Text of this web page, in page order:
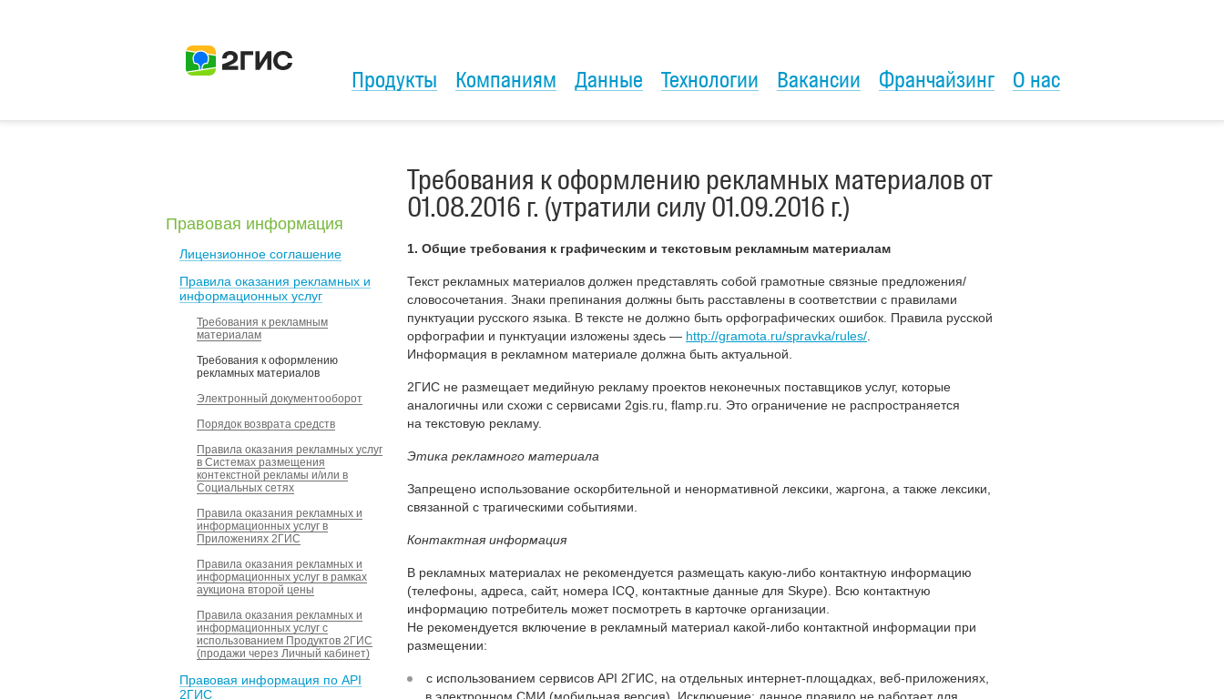
Продукты Компаниям Данные Технологии Вакансии Франчайзинг О нас
Правовая информация
Лицензионное соглашение
Правила оказания рекламных и
информационных услуг
Требования к рекламным
материалам
Требования к оформлению
рекламных материалов
Электронный документооборот
Порядок возврата средств
Правила оказания рекламных услуг
в Системах размещения
контекстной рекламы и/или в
Социальных сетях
Правила оказания рекламных и
информационных услуг в
Приложениях 2ГИС
Правила оказания рекламных и
информационных услуг в рамках
аукциона второй цены
Правила оказания рекламных и
информационных услуг с
использованием Продуктов 2ГИС
(продажи через Личный кабинет)
Правовая информация по API
2ГИС
Требования к оформлению рекламных материалов от
01.08.2016 г. (утратили силу 01.09.2016 г.)
1. Общие требования к графическим и текстовым рекламным материалам
Текст рекламных материалов должен представлять собой грамотные связные предложения/
словосочетания. Знаки препинания должны быть расставлены в соответствии с правилами
пунктуации русского языка. В тексте не должно быть орфографических ошибок. Правила русской
орфографии и пунктуации изложены здесь — http://gramota.ru/spravka/rules/
Информация в рекламном материале должна быть актуальной.
2ГИС не размещает медийную рекламу проектов неконечных поставщиков услуг, которые
аналогичны или схожи с сервисами 2gis.ru, flamp.ru. Это ограничение не распространяется
на текстовую рекламу.
Этика рекламного материала
Запрещено использование оскорбительной и ненормативной лексики, жаргона, а также лексики,
связанной с трагическими событиями.
Контактная информация
В рекламных материалах не рекомендуется размещать какую-либо контактную информацию
(телефоны, адреса, сайт, номера ICQ, контактные данные для Skype). Всю контактную
информацию потребитель может посмотреть в карточке организации.
Не рекомендуется включение в рекламный материал какой-либо контактной информации при
размещении:
с использованием сервисов API 2ГИС, на отдельных интернет-площадках, веб-приложениях,